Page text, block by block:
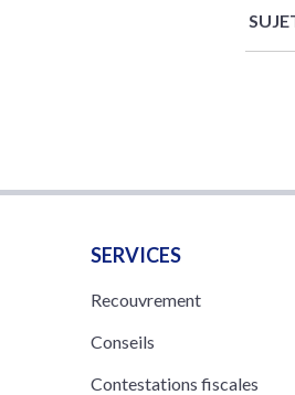
SERVICES
Recouvrement
Conseils
Contestations fiscales